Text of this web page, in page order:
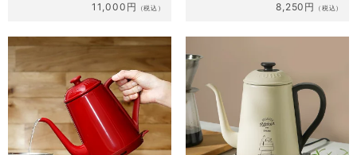
11,000円 （税込） 8,250円 （税込）